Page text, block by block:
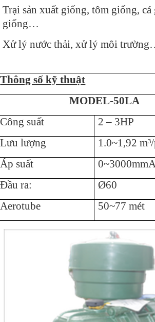
Trại sản xuất giống, tôm giống,
giống…
Xử lý nước thải, xử lý môi
Thông số kỹ thuật
MODEL-50LA
Công suất
2 – 3HP
Lưu lượng
1.0~1,92
Áp suất
Đầu ra:
Ø60
Aerotube
50~77 mét